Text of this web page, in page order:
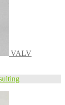
VALV